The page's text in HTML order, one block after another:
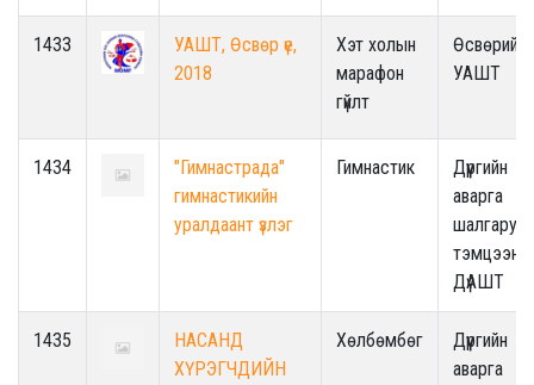
1433
УАШТ, Өсвөр үе,
2018
Хэт холын
марафон
гүйлт
Өсвөрийн
УАШТ
1434
"Гимнастрада"
гимнастикийн
уралдаант үзлэг
Гимнастик
Дүүргийн
аварга
тэмцээн /
ДүАШТ
1435
НАСАНД
ХҮРЭГЧДИЙН
Хөлбөмбөг
Дүүргийн
аварга